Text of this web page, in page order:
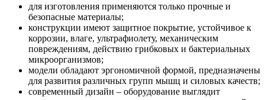
для изготовления применяются только прочные и
безопасные материалы;
конструкции имеют защитное покрытие, устойчивое к
коррозии, влаге, ультрафиолету, механическим
повреждениям, действию грибковых и бактериальных
микроорганизмов;
модели обладают эргономичной формой, предназначены
для развития различных групп мышц и силовых качеств;
современный дизайн – оборудование выглядит